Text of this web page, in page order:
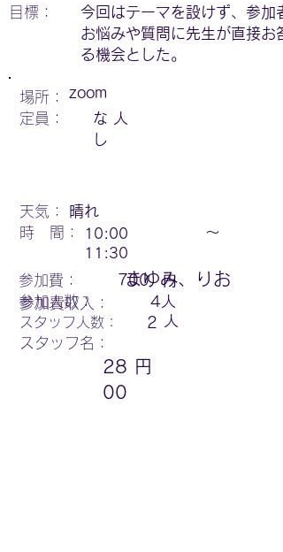
​目標：
今回はテーマを設けず、参加
お悩みや質問に先生が直接お
る機会とした。
場所：
zoom
定員：
な
し
人
天気：
晴れ
時 間：
10:00 〜
11:30
参加費： 700 円
参加人数：
スタッフ人数：
スタッフ名：
4
2
人
人
28
00
円
まゆみ、りお
参加費収入：